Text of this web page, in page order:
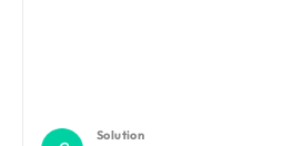
Solution